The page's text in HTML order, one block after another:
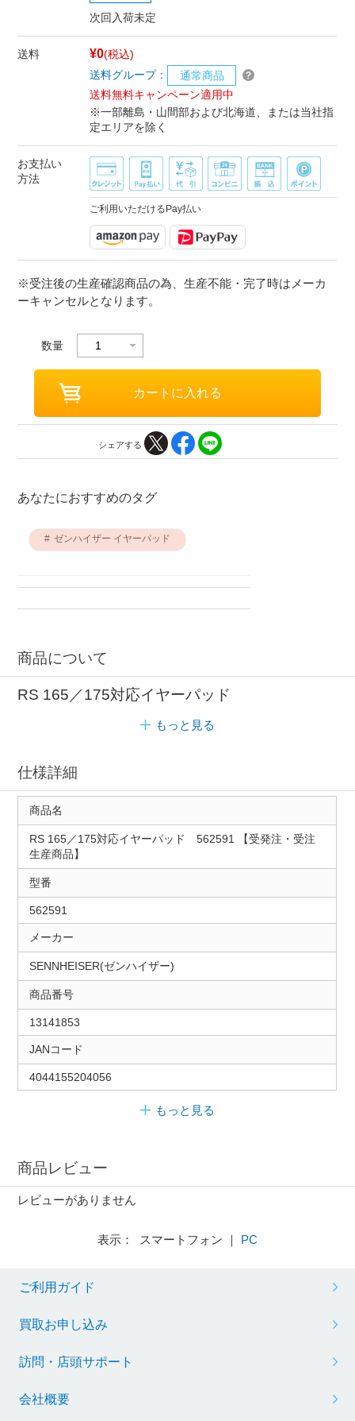
次回入荷未定
送料 ¥0(税込)
送料グループ：
通常商品
送料無料キャンペーン適用中
※一部離島・山間部および北海道、または当社指
定エリアを除く
お支払い
方法
ご利用いただけるPay払い
※受注後の生産確認商品の為、生産不能・完了時はメーカ
ーキャンセルとなります。
数量
シェアする
あなたにおすすめのタグ
ゼンハイザー イヤーパッド
商品について
RS 165／175対応イヤーパッド
もっと見る
仕様詳細
商品名
RS 165／175対応イヤーパッド 562591 【受発注・受注
生産商品】
型番
562591
メーカー
SENNHEISER(ゼンハイザー)
商品番号
13141853
JANコード
4044155204056
もっと見る
商品レビュー
レビューがありません
表示： スマートフォン ｜ PC
ご利用ガイド
買取お申し込み
訪問・店頭サポート
会社概要